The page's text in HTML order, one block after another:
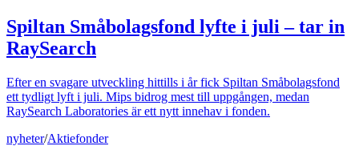
Spiltan Småbolagsfond lyfte i juli – tar in
RaySearch
Efter en svagare utveckling hittills i år fick Spiltan Småbolagsfond
ett tydligt lyft i juli. Mips bidrog mest till uppgången, medan
RaySearch Laboratories är ett nytt innehav i fonden.
nyheter/Aktiefonder